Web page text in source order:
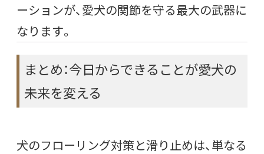
ーションが、愛犬の関節を守る最大の武器に
なります。
まとめ：今日からできることが愛犬の
未来を変える
犬のフローリング対策と滑り止めは、単なる